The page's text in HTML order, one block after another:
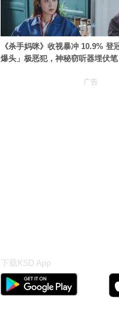
《杀手妈咪》收视暴冲 10.9% 登
爆头」极恶犯，神秘窃听器埋伏笔
广告
下载KSD App